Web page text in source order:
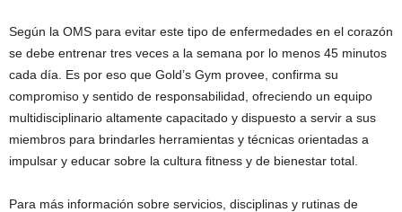
Según la OMS para evitar este tipo de enfermedades en el corazón
se debe entrenar tres veces a la semana por lo menos 45 minutos
cada día. Es por eso que Gold’s Gym provee, confirma su
compromiso y sentido de responsabilidad, ofreciendo un equipo
multidisciplinario altamente capacitado y dispuesto a servir a sus
miembros para brindarles herramientas y técnicas orientadas a
impulsar y educar sobre la cultura fitness y de bienestar total.
Para más información sobre servicios, disciplinas y rutinas de